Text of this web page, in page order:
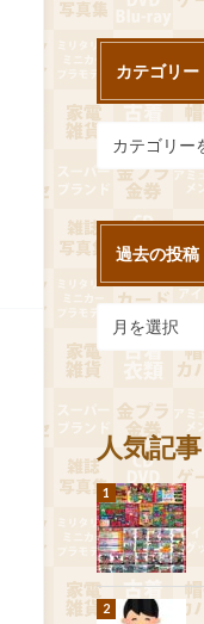
カテゴリー
過去の投稿
人気記事